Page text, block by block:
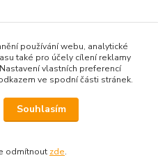
používání webu, analytické
také pro účely cílení reklamy
vlastních preferencí
ve spodní části stránek.
Souhlasím
odmítnout zde.